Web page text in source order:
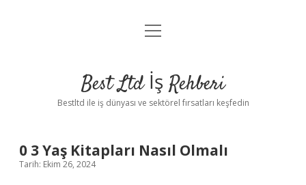
Anasayfa
Yasal Uyarı
menüyü
Best Ltd İş Rehberi
Bestltd ile iş dünyası ve sektörel fırsatları keşfedin
0 3 Yaş Kitapları Nasıl Olmalı
Tarih: Ekim 26, 2024